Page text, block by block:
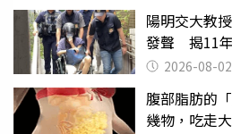
陽明交大教
發聲 揭11年
2026-08-02
腹部脂肪的
幾物，吃走